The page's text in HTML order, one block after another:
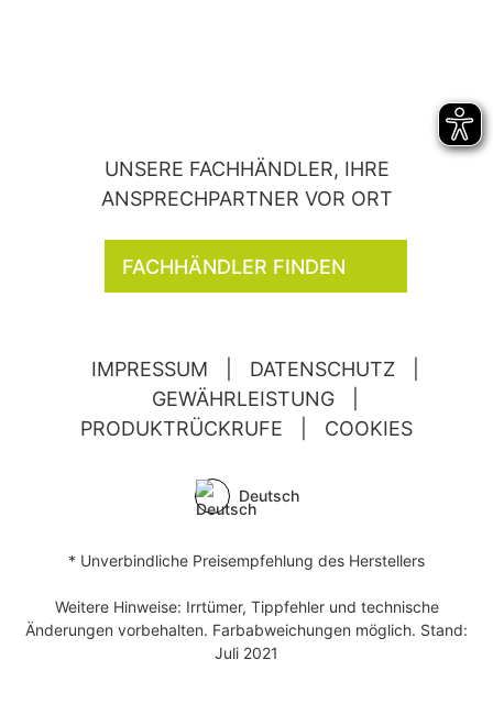
UNSERE FACHHÄNDLER, IHRE
ANSPRECHPARTNER VOR ORT
FACHHÄNDLER FINDEN
IMPRESSUM DATENSCHUTZ
GEWÄHRLEISTUNG
PRODUKTRÜCKRUFE
COOKIES
Deutsch
* Unverbindliche Preisempfehlung des Herstellers
Weitere Hinweise: Irrtümer, Tippfehler und technische
Änderungen vorbehalten. Farbabweichungen möglich. Stand:
Juli 2021